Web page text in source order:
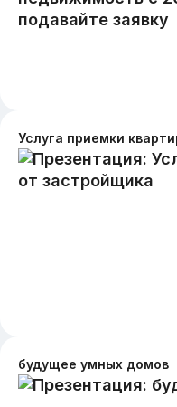
Услуга приемки
будущее умных домов